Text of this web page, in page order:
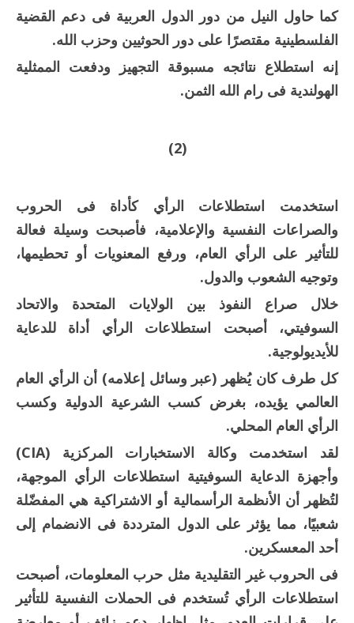
كما حاول النيل من دور الدول العربية فى دعم القضية
الفلسطينية مقتصرًا على دور الحوثيين وحزب الله.
إنه استطلاع نتائجه مسبوقة التجهيز ودفعت الممثلية
الهولندية فى رام الله الثمن.
استخدمت استطلاعات الرأي كأداة فى الحروب
والصراعات النفسية والإعلامية، فأصبحت وسيلة فعالة
للتأثير على الرأي العام، ورفع المعنويات أو تحطيمها،
وتوجيه الشعوب والدول.
خلال صراع النفوذ بين الولايات المتحدة والاتحاد
السوفيتي، أصبحت استطلاعات الرأي أداة للدعاية
للأيديولوجية.
كل طرف كان يُظهر (عبر وسائل إعلامه) أن الرأي العام
العالمي يؤيده، بغرض كسب الشرعية الدولية وكسب
الرأي العام المحلي.
لقد استخدمت وكالة الاستخبارات المركزية (CIA)
وأجهزة الدعاية السوفيتية استطلاعات الرأي الموجهة،
لتُظهر أن الأنظمة الرأسمالية أو الاشتراكية هي المفضّلة
شعبيًا، مما يؤثر على الدول المترددة فى الانضمام إلى
أحد المعسكرين.
فى الحروب غير التقليدية مثل حرب المعلومات، أصبحت
استطلاعات الرأي تُستخدم فى الحملات النفسية للتأثير